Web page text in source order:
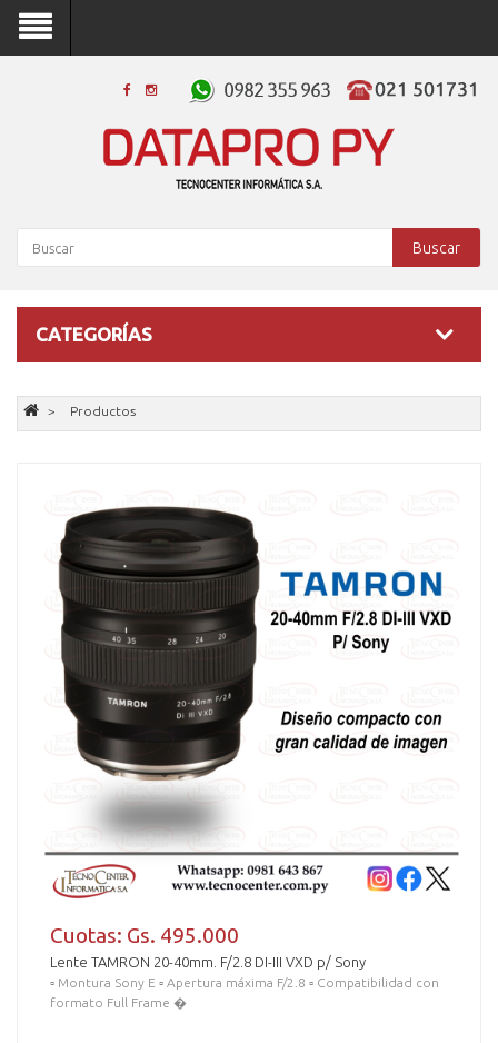
Buscar
CATEGORÍAS
Productos
Cuotas: Gs. 495.000
Lente TAMRON 20-40mm. F/2.8 DI-III VXD p/ Sony
▫️ Montura Sony E ▫️ Apertura máxima F/2.8 ▫️ Compatibilidad con
formato Full Frame �